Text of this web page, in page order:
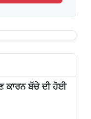
ਕਾਰਨ ਬੱਚੇ ਦੀ ਹੋਈ